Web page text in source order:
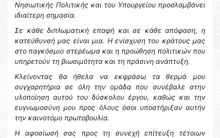
Νησιωτικής Πολιτικής και του Υπουργείου προσλαμβάνει
ιδιαίτερη σημασία.
Σε κάθε διπλωματική επαφή και σε κάθε απόφαση, η
κατεύθυνσή μας είναι μια. Η ενίσχυση του κράτους μας
στο παγκόσμιο στερέωμα και η προώθηση πολιτικών που
υπηρετούν τη βιωσιμότητα και τη πράσινη ανάπτυξη.
Κλείνοντας θα ήθελα να εκφράσω τα θερμά μου
συγχαρητήρια σε όλη την ομάδα που συνέβαλε στην
υλοποίηση αυτού του δύσκολου έργου, καθώς και την
ευγνωμοσύνη μου προς όλους όσοι υποστήριξαν αυτήν
την καινοτόμο πρωτοβουλία.
Η αφοσίωσή σας προς τη συνεχή επίτευξη τέτοιων